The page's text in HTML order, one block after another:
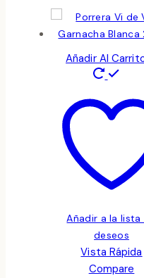
Añadir Al
Añadir a la lista
deseos
Vista Rápida
Compare